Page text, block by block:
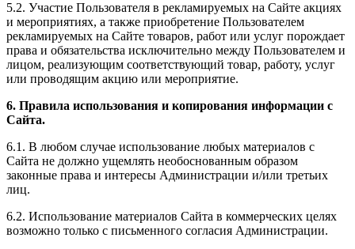
5.2. Участие Пользователя в рекламируемых на Сайте акциях
и мероприятиях, а также приобретение Пользователем
рекламируемых на Сайте товаров, работ или услуг порождает
права и обязательства исключительно между Пользователем и
лицом, реализующим соответствующий товар, работу, услуг
или проводящим акцию или мероприятие.
6. Правила использования и копирования информации с
Сайта.
6.1. В любом случае использование любых материалов с
Сайта не должно ущемлять необоснованным образом
законные права и интересы Администрации и/или третьих
лиц.
6.2. Использование материалов Сайта в коммерческих целях
возможно только с письменного согласия Администрации.